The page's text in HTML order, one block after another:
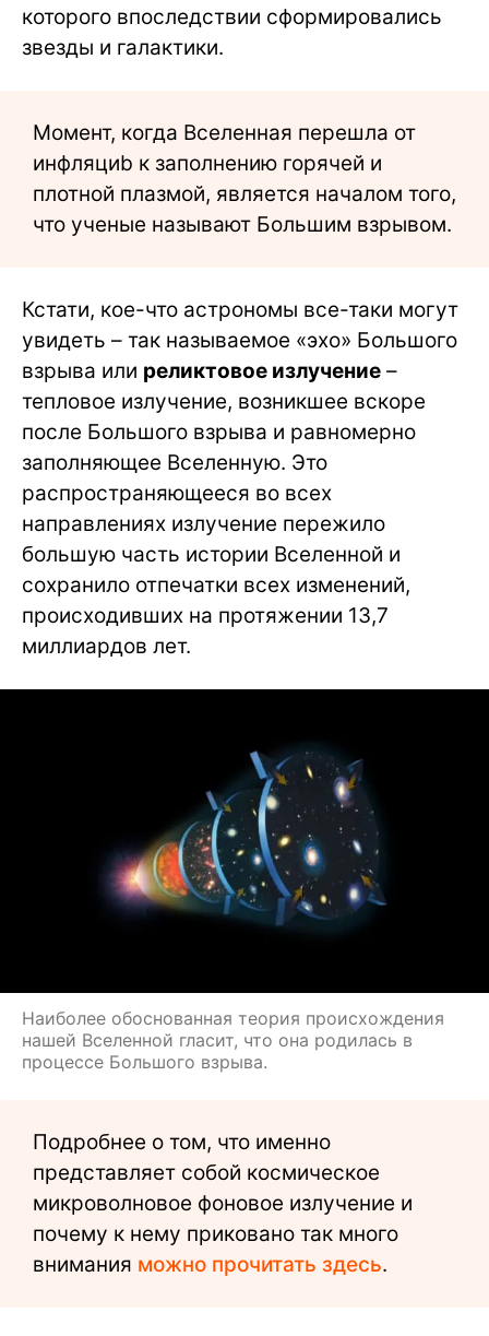
которого впоследствии сформировались
звезды и галактики.
Момент, когда Вселенная перешла от
инфляциb к заполнению горячей и
плотной плазмой, является началом того,
что ученые называют Большим взрывом.
Кстати, кое-что астрономы все-таки могут
увидеть – так называемое «эхо» Большого
взрыва или реликтовое излучение –
тепловое излучение, возникшее вскоре
после Большого взрыва и равномерно
заполняющее Вселенную. Это
распространяющееся во всех
направлениях излучение пережило
большую часть истории Вселенной и
сохранило отпечатки всех изменений,
происходивших на протяжении 13,7
миллиардов лет.
Наиболее обоснованная теория происхождения
нашей Вселенной гласит, что она родилась в
процессе Большого взрыва.
Подробнее о том, что именно
представляет собой космическое
микроволновое фоновое излучение и
почему к нему приковано так много
внимания можно прочитать здесь.